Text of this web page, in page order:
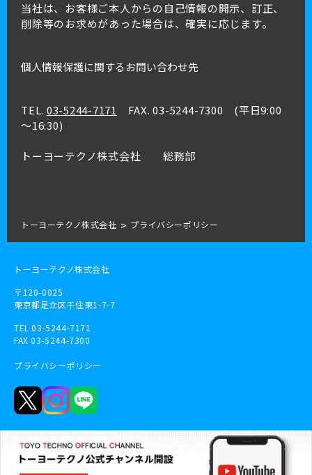
当社は、お客様ご本人からの自己情報の開示、訂正、
削除等のお求めがあった場合は、確実に応じます。
個人情報保護に関するお問い合わせ先
TEL. 03-5244-7171 FAX. 03-5244-7300 (平日9:00
～16:30)
トーヨーテクノ株式会社 総務部
トーヨーテクノ株式会社 プライバシーポリシー
トーヨーテクノ株式会社
〒120-0025
東京都足立区千住東1-7-7
TEL 03-5244-7171
FAX 03-5244-7300
プライバシーポリシー
Return to TOP
Copyright © トーヨーテクノ株式会社. All Rights Reserved.